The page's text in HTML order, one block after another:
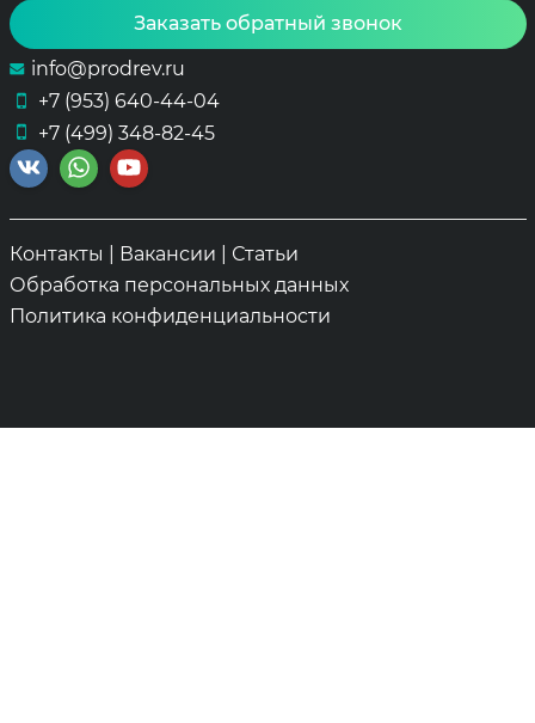
Заказать обратный звонок
info@prodrev.ru
+7 (953) 640-44-04
+7 (499) 348-82-45
Контакты Вакансии
Статьи
Обработка персональных данных
Политика конфиденциальности